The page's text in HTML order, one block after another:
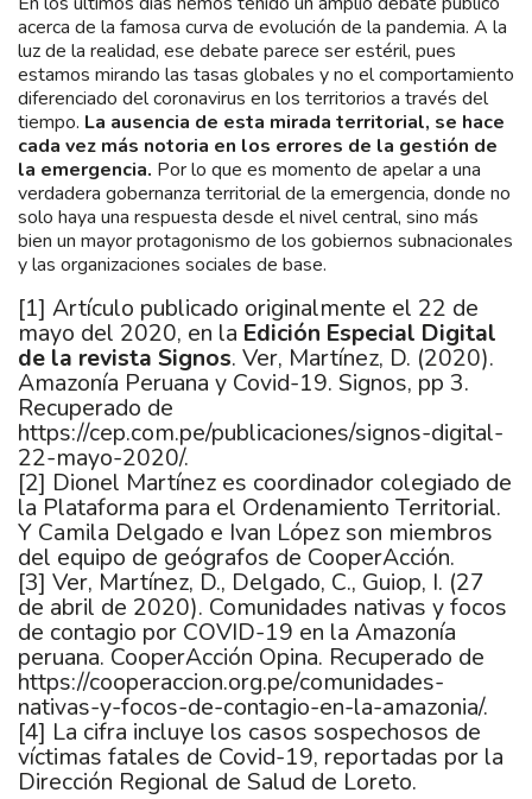
acerca de la famosa curva de evolución de la pandemia. A la
luz de la realidad, ese debate parece ser estéril, pues
estamos mirando las tasas globales y no el comportamiento
diferenciado del coronavirus en los territorios a través del
tiempo. La ausencia de esta mirada territorial, se hace
cada vez más notoria en los errores de la gestión de
la emergencia. Por lo que es momento de apelar a una
verdadera gobernanza territorial de la emergencia, donde no
solo haya una respuesta desde el nivel central, sino más
bien un mayor protagonismo de los gobiernos subnacionales
y las organizaciones sociales de base.
[1] Artículo publicado originalmente el 22 de
mayo del 2020, en la Edición Especial Digital
de la revista Signos. Ver, Martínez, D. (2020).
Amazonía Peruana y Covid-19. Signos, pp 3.
Recuperado de
https://cep.com.pe/publicaciones/signos-digital-
22-mayo-2020/.
[2] Dionel Martínez es coordinador colegiado de
la Plataforma para el Ordenamiento Territorial.
Y Camila Delgado e Ivan López son miembros
del equipo de geógrafos de CooperAcción.
[3] Ver, Martínez, D., Delgado, C., Guiop, I. (27
de abril de 2020). Comunidades nativas y focos
de contagio por COVID-19 en la Amazonía
peruana. CooperAcción Opina. Recuperado de
https://cooperaccion.org.pe/comunidades-
nativas-y-focos-de-contagio-en-la-amazonia/.
[4] La cifra incluye los casos sospechosos de
víctimas fatales de Covid-19, reportadas por la
Dirección Regional de Salud de Loreto.